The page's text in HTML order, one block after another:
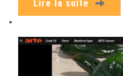
Lire la suite